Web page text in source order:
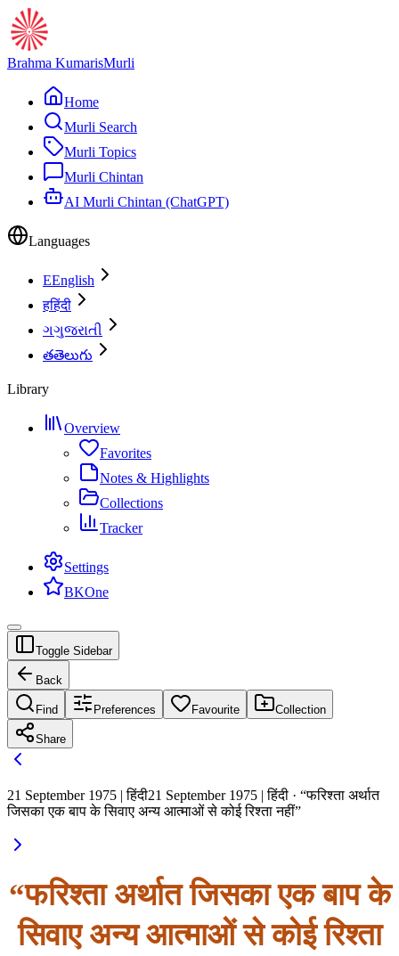
Brahma KumarisMurli
Home
Murli Search
Murli Topics
Murli Chintan
AI Murli Chintan (ChatGPT)
Languages
EEnglish
हहिंदी
ગગુજરાતી
తతెలుగు
Library
Overview
Favorites
Notes & Highlights
Collections
Tracker
Settings
BKOne
Toggle Sidebar
Back
Find Preferences Favourite Collection
Share
21 September 1975 | हिंदी21 September 1975 | हिंदी · “फरिश्ता अर्थात
जिसका एक बाप के सिवाए अन्य आत्माओं से कोई रिश्ता नहीं”
“फरिश्ता अर्थात जिसका एक बाप के
सिवाए अन्य आत्माओं से कोई रिश्ता